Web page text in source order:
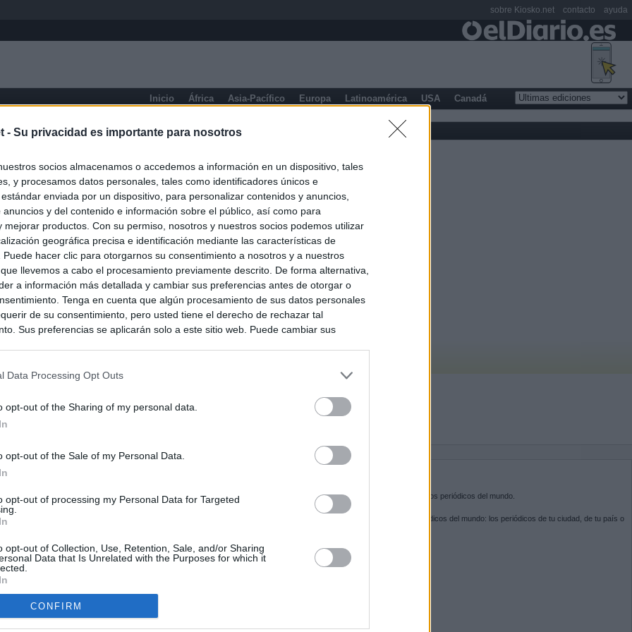
- Su privacidad es importante para nosotros
socios almacenamos o accedemos a información en un dispositivo, tales
y procesamos datos personales, tales como identificadores únicos e
enviada por un dispositivo, para personalizar contenidos y anuncios,
anuncios y del contenido e información sobre el público, así como para
mejorar productos. Con su permiso, nosotros y nuestros socios podemos utilizar
geográfica precisa e identificación mediante las características de
Puede hacer clic para otorgarnos su consentimiento a nosotros y a nuestros
llevemos a cabo el procesamiento previamente descrito. De forma alternativa,
a información más detallada y cambiar sus preferencias antes de otorgar o
Tenga en cuenta que algún procesamiento de sus datos personales
de su consentimiento, pero usted tiene el derecho de rechazar tal
Sus preferencias se aplicarán solo a este sitio web. Puede cambiar sus
Data Processing Opt Outs
opt-out of the Sharing of my personal data.
opt-out of the Sale of my Personal Data.
opt-out of processing my Personal Data for Targeted
opt-out of Collection, Use, Retention, Sale, and/or Sharing
Data that Is Unrelated with the Purposes for which it
CONFIRM
Inicio África Asia-Pacífico Europa Latinoamérica USA Canadá
entre los viajeros procedentes de Italia por los nuevos
esperábamos peor"
controles a los viajeros procedentes de Italia tras el rechazo de
son aleatorios y no sistemáticos
Kiosko.netes la puerta de entrada a los periódicos del mundo.
Navega por las portadas de los periódicos del mundo: los periódicos de tu ciudad, de tu país o
SÍGUENOS
sobre Kiosko.net contacto ayuda